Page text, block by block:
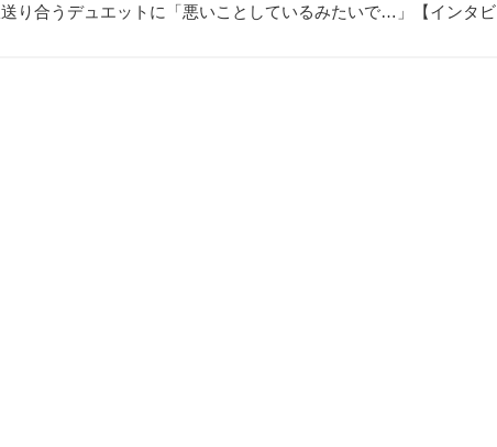
り合うデュエットに「悪いことしているみたいで…」【インタビ